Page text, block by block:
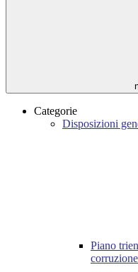
Categorie
Disposizioni
Piano